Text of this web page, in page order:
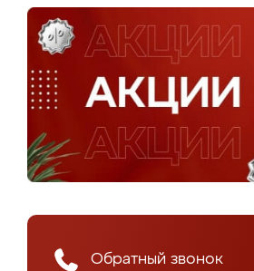
Обратный звонок